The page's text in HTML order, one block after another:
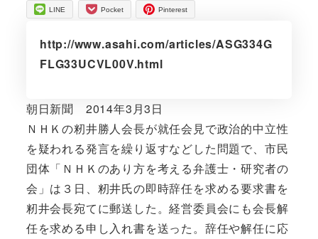
LINE Pocket Pinterest
http://www.asahi.com/articles/ASG334G
FLG33UCVL00V.html
朝日新聞 2014年3月3日
ＮＨＫの籾井勝人会長が就任会見で政治的中立性
を疑われる発言を繰り返すなどした問題で、市民
団体「ＮＨＫのあり方を考える弁護士・研究者の
会」は３日、籾井氏の即時辞任を求める要求書を
籾井会長宛てに郵送した。経営委員会にも会長解
任を求める申し入れ書を送った。辞任や解任に応